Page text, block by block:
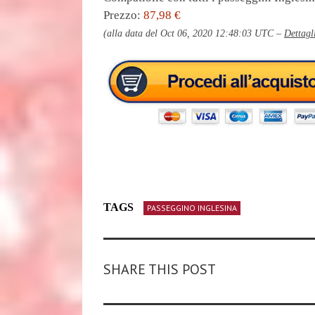
Prezzo: 87,98 €
(alla data del Oct 06, 2020 12:48:03 UTC –
TAGS PASSEGGINO INGLESINA
SHARE THIS POST